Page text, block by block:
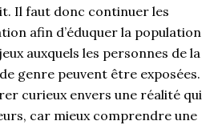
Il faut donc continuer les
afin d’éduquer la population
auxquels les personnes de la
genre peuvent être exposées.
curieux envers une réalité qui
car mieux comprendre une